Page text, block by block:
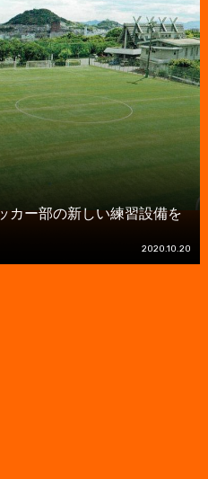
カー部の新しい練習設備を
2020.10.20